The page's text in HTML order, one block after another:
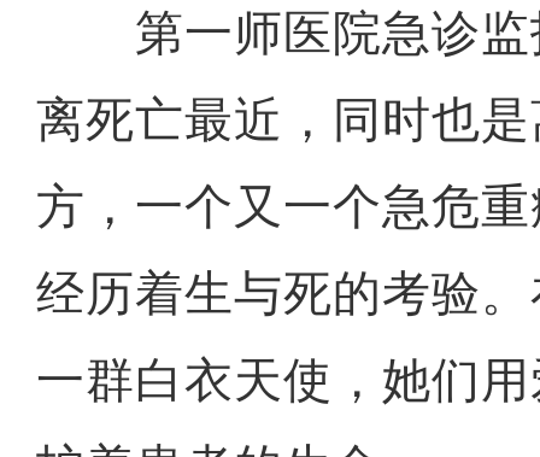
第一师医院急诊监
离死亡最近，同时也
方，一个又一个急危
经历着生与死的考验
一群白衣天使，她们